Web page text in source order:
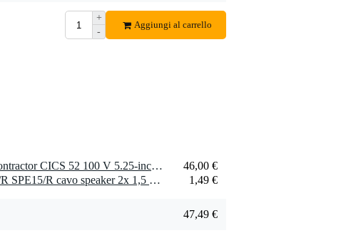
+
-
Aggiungi al carrello
1 x LD Systems Contractor CICS 52 100 V 5.25-inch 2-Way Ceiling Speaker (100V)
46,00 €
1 x Devine SPE15/R SPE15/R cavo speaker 2x 1,5 mm2 per metro
1,49 €
47,49 €